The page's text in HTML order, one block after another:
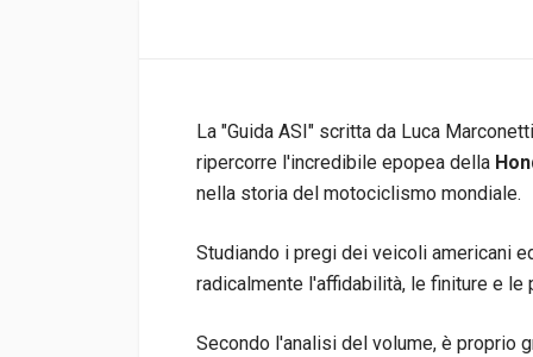
La "Guida ASI" scritta da Luca
ripercorre l'incredibile epopea della
nella storia del motociclismo mondiale.
Studiando i pregi dei veicoli americani
radicalmente l'affidabilità, le finiture e
Secondo l'analisi del volume, è proprio